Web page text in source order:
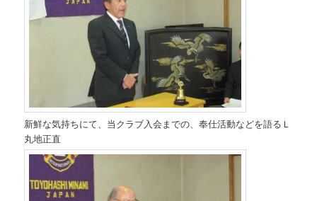
新鮮な気持ちにて、当クラブ入会までの、奉仕活動などを語るＬ
丸地正直